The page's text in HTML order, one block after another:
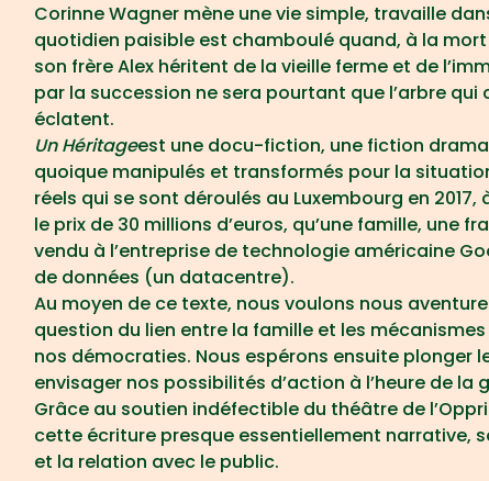
Corinne Wagner mène une vie simple, travaille
quotidien paisible est chamboulé quand, à la
son frère Alex héritent de la vieille ferme et de
par la succession ne sera pourtant que l’arbre
éclatent.
Un Héritageest une docu-fiction, une fiction
quoique manipulés et transformés pour la
réels qui se sont déroulés au Luxembourg en
le prix de 30 millions d’euros, qu’une famille, une
vendu à l’entreprise de technologie américaine
de données (un datacentre).
Au moyen de ce texte, nous voulons nous
question du lien entre la famille et les
nos démocraties. Nous espérons ensuite
envisager nos possibilités d’action à l’heure de la
Grâce au soutien indéfectible du théâtre de
cette écriture presque essentiellement narrative,
et la relation avec le public.